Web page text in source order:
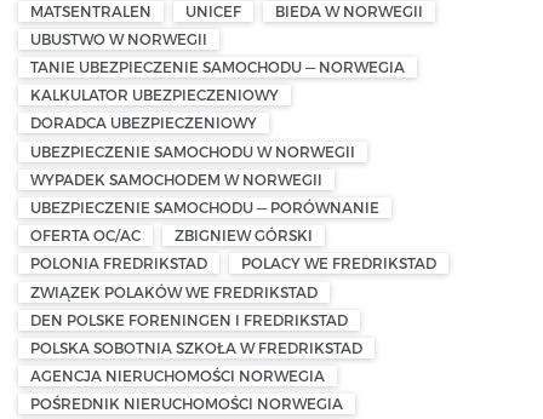
MATSENTRALEN
UNICEF
BIEDA W NORWEGII
UBUSTWO W NORWEGII
TANIE UBEZPIECZENIE SAMOCHODU — NORWEGIA
KALKULATOR UBEZPIECZENIOWY
DORADCA UBEZPIECZENIOWY
UBEZPIECZENIE SAMOCHODU W NORWEGII
WYPADEK SAMOCHODEM W NORWEGII
UBEZPIECZENIE SAMOCHODU — PORÓWNANIE
OFERTA OC/AC
ZBIGNIEW GÓRSKI
POLONIA FREDRIKSTAD
POLACY WE FREDRIKSTAD
ZWIĄZEK POLAKÓW WE FREDRIKSTAD
DEN POLSKE FORENINGEN I FREDRIKSTAD
POLSKA SOBOTNIA SZKOŁA W FREDRIKSTAD
AGENCJA NIERUCHOMOŚCI NORWEGIA
POŚREDNIK NIERUCHOMOŚCI NORWEGIA